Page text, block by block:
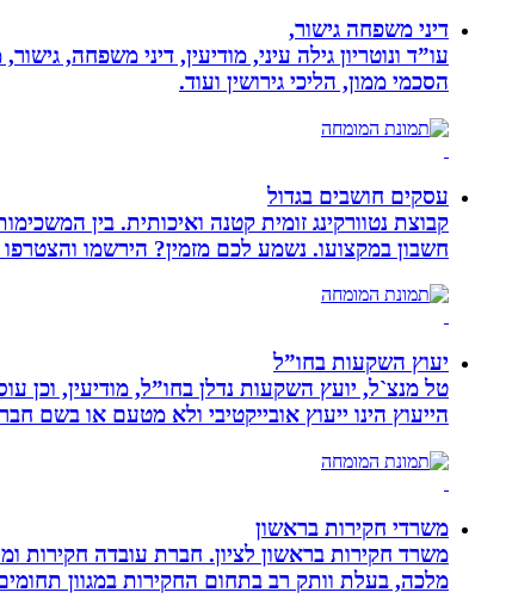
דיני משפחה גישור,
עו”ד ונוטריון גילה עיני, מודיעין, דיני משפחה,
הסכמי ממון, הליכי גירושין ועוד.
עסקים חושבים בגדול
חשבון במקצועו. נשמע לכם מזמין? הירשמו
יעוץ השקעות בחו”ל
טל מנצ`ל, יועץ השקעות נדלן בחו”ל, מודיעין,
הייעוץ הינו ייעוץ אובייקטיבי ולא מטעם או בשם
משרדי חקירות בראשון
משרד חקירות בראשון לציון. חברת עובדה חקירות
מלכה, בעלת וותק רב בתחום החקירות במגוון